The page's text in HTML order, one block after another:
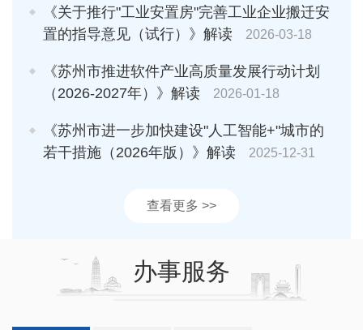
《关于推行"工业安置房"完善工业企业搬迁安
置的指导意见（试行）》解读
2026-03-18
《苏州市推进软件产业高质量发展行动计划
（2026-2027年）》解读
2026-01-18
《苏州市进一步加快建设"人工智能+"城市的
若干措施（2026年版）》解读
2025-12-31
查看更多 >>
办事服务